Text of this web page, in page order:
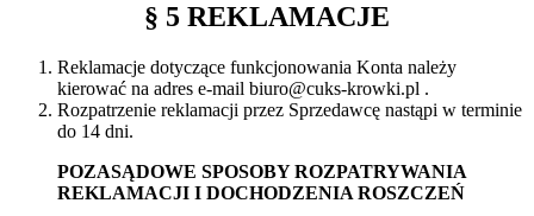
§ 5 REKLAMACJE
Reklamacje dotyczące funkcjonowania Konta należy
kierować na adres e-mail biuro@cuks-krowki.pl .
Rozpatrzenie reklamacji przez Sprzedawcę nastąpi w terminie
do 14 dni.
POZASĄDOWE SPOSOBY ROZPATRYWANIA
REKLAMACJI I DOCHODZENIA ROSZCZEŃ